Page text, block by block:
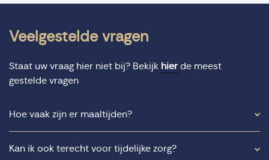
Veelgestelde vragen
Staat uw vraag hier niet bij? Bekijk hier de meest
gestelde vragen
Hoe vaak zijn er maaltijden?
Kan ik ook terecht voor tijdelijke zorg?